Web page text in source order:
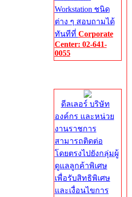
Workstation ชนิด
ต่าง ๆ สอบถามได้
ทันทีที่ Corporate
Center: 02-641-
0055
ดีลเลอร์ บริษัท
องค์กร และหน่วย
งานราชการ
สามารถติดต่อ
โดยตรงไปยังกลุ่มผู้
ดูแลลูกค้าพิเศษ
เพื่อรับสิทธิพิเศษ
และเงื่อนไขการ